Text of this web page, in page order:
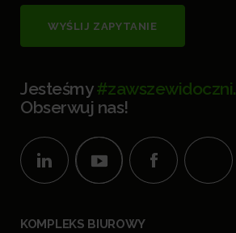
WYŚLIJ ZAPYTANIE
Jesteśmy#zawszewidoczni.
Obserwuj nas!
KOMPLEKS BIUROWY